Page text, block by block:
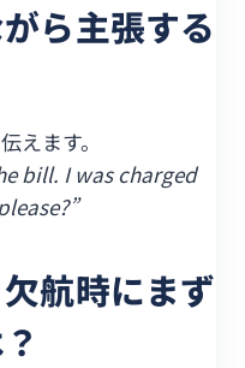
ら主張する
ます。
bill. I was charged
航時にまず